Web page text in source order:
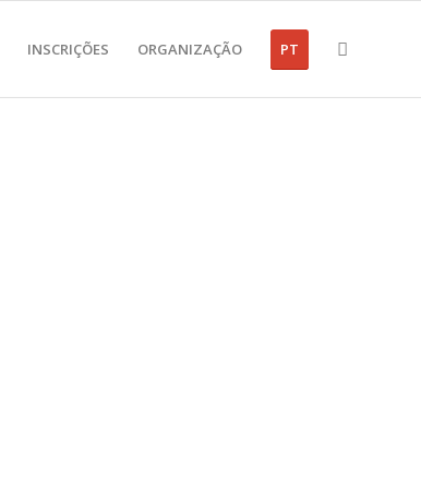
INSCRIÇÕES ORGANIZAÇÃO PT